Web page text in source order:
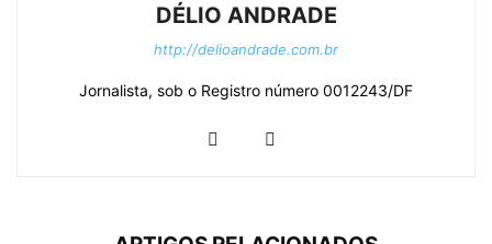
DÉLIO ANDRADE
http://delioandrade.com.br
Jornalista, sob o Registro número 0012243/DF